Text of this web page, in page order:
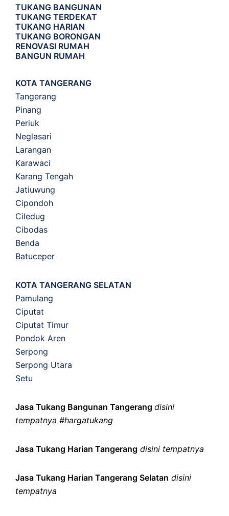
TUKANG BANGUNAN
TUKANG TERDEKAT
TUKANG HARIAN
TUKANG BORONGAN
RENOVASI RUMAH
BANGUN RUMAH
KOTA TANGERANG
Tangerang
Pinang
Periuk
Neglasari
Larangan
Karawaci
Karang Tengah
Jatiuwung
Cipondoh
Ciledug
Cibodas
Benda
Batuceper
KOTA TANGERANG SELATAN
Pamulang
Ciputat
Ciputat Timur
Pondok Aren
Serpong
Serpong Utara
Setu
Jasa Tukang Bangunan Tangerang disini
tempatnya #hargatukang
Jasa Tukang Harian Tangerang disini tempatnya
Jasa Tukang Harian Tangerang Selatan disini
tempatnya